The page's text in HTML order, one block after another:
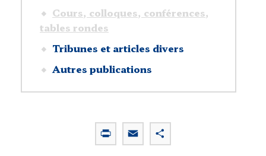
Cours, colloques, conférences,
tables rondes
Tribunes et articles divers
Autres publications
r
m
a